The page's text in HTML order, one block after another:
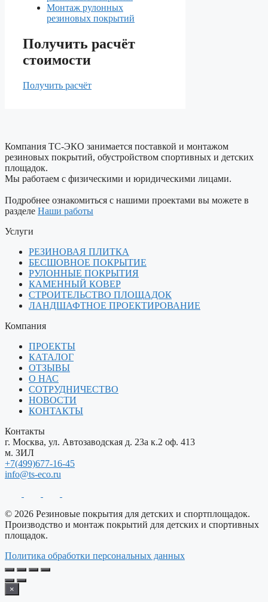
Монтаж рулонных
резиновых покрытий
Получить расчёт
стоимости
Получить расчёт
Компания ТС-ЭКО занимается поставкой и монтажом
резиновых покрытий, обустройством спортивных и детских
площадок.
Мы работаем с физическими и юридическими лицами.
Подробнее ознакомиться с нашими проектами вы можете в
разделе Наши работы
Услуги
РЕЗИНОВАЯ ПЛИТКА
БЕСШОВНОЕ ПОКРЫТИЕ
РУЛОННЫЕ ПОКРЫТИЯ
КАМЕННЫЙ КОВЕР
СТРОИТЕЛЬСТВО ПЛОЩАДОК
ЛАНДШАФТНОЕ ПРОЕКТИРОВАНИЕ
Компания
ПРОЕКТЫ
КАТАЛОГ
ОТЗЫВЫ
О НАС
СОТРУДНИЧЕСТВО
НОВОСТИ
КОНТАКТЫ
Контакты
г. Москва, ул. Автозаводская д. 23а к.2 оф. 413
м. ЗИЛ
+7(499)677-16-45
info@ts-eco.ru
© 2026 Резиновые покрытия для детских и спортплощадок.
Производство и монтаж покрытий для детских и спортивных
площадок.
Политика обработки персональных данных
×